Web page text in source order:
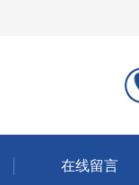
在线留言